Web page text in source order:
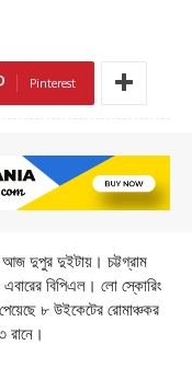
Pinterest
দুপুর দুইটায়। চট্টগ্রাম
এবারের বিপিএল। লো স্কোরিং
পেয়েছে ৮ উইকেটের রোমাঞ্চকর
রানে।